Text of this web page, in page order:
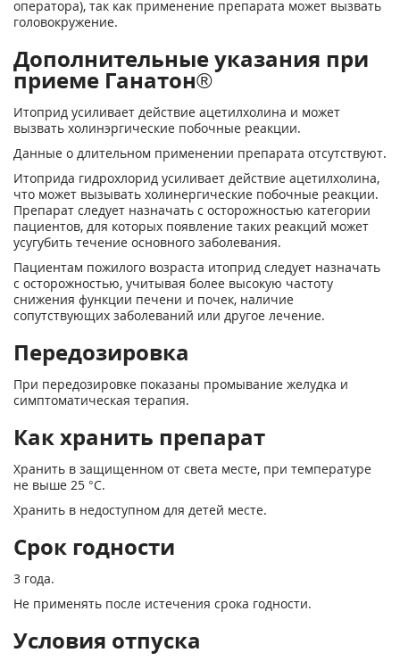
оператора), так как применение препарата может вызвать
головокружение.
Дополнительные указания при
приеме Ганатон®
Итоприд усиливает действие ацетилхолина и может
вызвать холинэргические побочные реакции.
Данные о длительном применении препарата отсутствуют.
Итоприда гидрохлорид усиливает действие ацетилхолина,
что может вызывать холинергические побочные реакции.
Препарат следует назначать с осторожностью категории
пациентов, для которых появление таких реакций может
усугубить течение основного заболевания.
Пациентам пожилого возраста итоприд следует назначать
с осторожностью, учитывая более высокую частоту
снижения функции печени и почек, наличие
сопутствующих заболеваний или другое лечение.
Передозировка
При передозировке показаны промывание желудка и
симптоматическая терапия.
Как хранить препарат
Хранить в защищенном от света месте, при температуре
не выше 25 °С.
Хранить в недоступном для детей месте.
Срок годности
3 года.
Не применять после истечения срока годности.
Условия отпуска